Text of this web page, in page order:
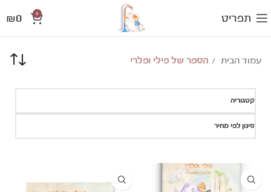
תפריט 0
₪0
עמוד הבית הספר של פילי ופלרי
קטגוריה
סינון לפי מחיר